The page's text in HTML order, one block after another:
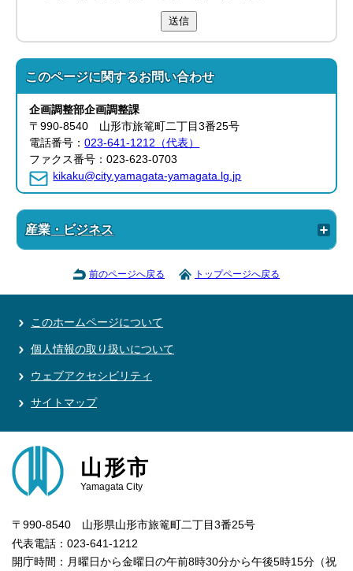
送信
このページに関するお問い合わせ
企画調整部企画調整課
〒990-8540 山形市旅篭町二丁目3番25号
電話番号：023-641-1212（代表）
ファクス番号：023-623-0703
kikaku@city.yamagata-yamagata.lg.jp
産業・ビジネス
前のページへ戻る トップページへ戻る
このホームページについて
個人情報の取り扱いについて
ウェブアクセシビリティ
サイトマップ
山形市
Yamagata City
〒990-8540 山形県山形市旅篭町二丁目3番25号
代表電話：023-641-1212
開庁時間：月曜日から金曜日の午前8時30分から午後5時15分（祝